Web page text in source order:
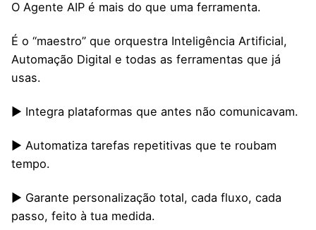
O Agente AIP é mais do que uma ferramenta.
É o “maestro” que orquestra Inteligência Artificial,
Automação Digital e todas as ferramentas que já
usas.
▶ Integra plataformas que antes não comunicavam.
▶ Automatiza tarefas repetitivas que te roubam
tempo.
▶ Garante personalização total, cada fluxo, cada
passo, feito à tua medida.